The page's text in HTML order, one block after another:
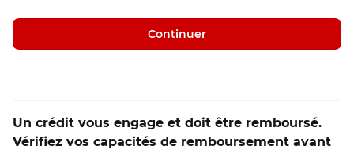
Continuer
Un crédit vous engage et doit être remboursé.
Vérifiez vos capacités de remboursement avant